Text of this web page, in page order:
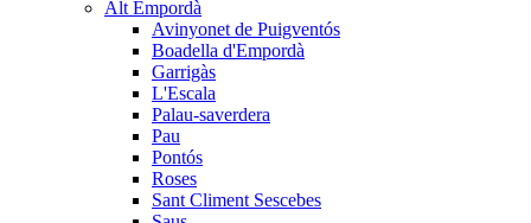
Alt Empordà
Avinyonet de Puigventós
Boadella d'Empordà
Garrigàs
L'Escala
Palau-saverdera
Pau
Pontós
Roses
Sant Climent Sescebes